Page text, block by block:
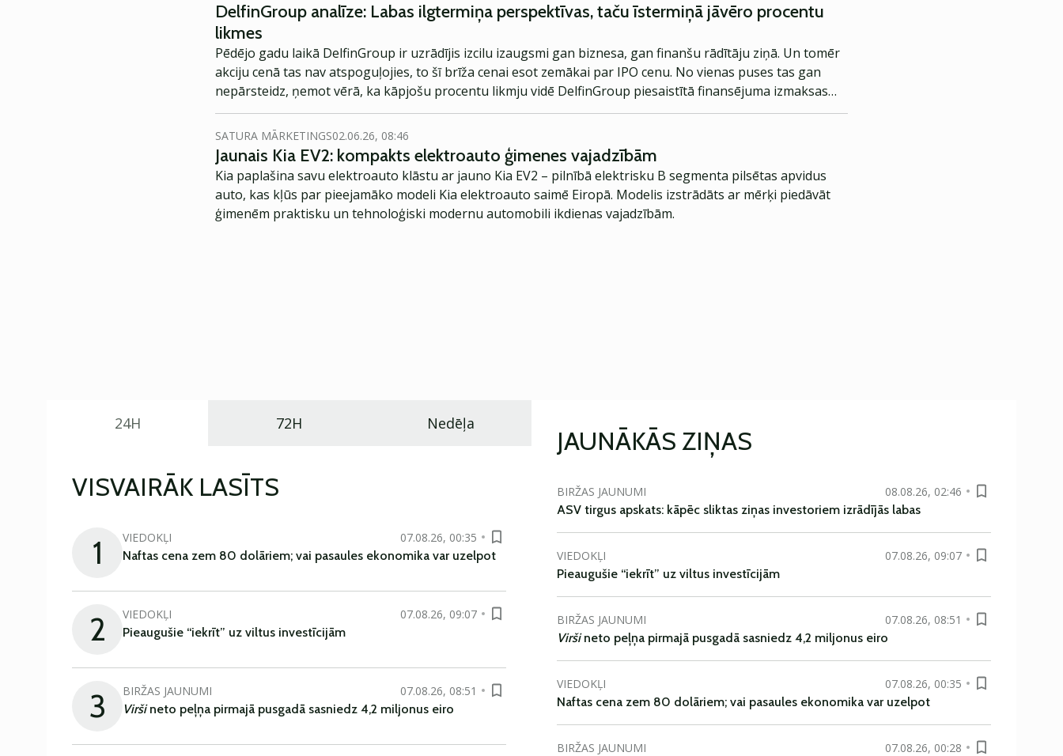
DelfinGroup analīze: Labas ilgtermiņa perspektīvas, taču īstermiņā jāvēro procentu
likmes
Pēdējo gadu laikā DelfinGroup ir uzrādījis izcilu izaugsmi gan biznesa, gan finanšu rādītāju ziņā. Un tomēr
akciju cenā tas nav atspoguļojies, to šī brīža cenai esot zemākai par IPO cenu. No vienas puses tas gan
nepārsteidz, ņemot vērā, ka kāpjošu procentu likmju vidē DelfinGroup piesaistītā finansējuma izmaksas
būtiski aug, kā arī iespējama vispārīga ekonomiskā recesija īstermiņā varētu negatīvi ietekmēt biznesu. Un
tomēr, salīdzinoši lētā akciju cena, ņemot vērā potenciālos DelfinGroup izaugsmes rādītājus, varētu jau būt
iekļāvusi nozīmīgu negatīvā scenārija ietekmes daļu. Turpinājumā plašāka uzņēmuma analīze, ko
sagatavoja Kārlis Stēga.
SATURA MĀRKETINGS02.06.26, 08:46
Jaunais Kia EV2: kompakts elektroauto ģimenes vajadzībām
Kia paplašina savu elektroauto klāstu ar jauno Kia EV2 – pilnībā elektrisku B segmenta pilsētas apvidus
auto, kas kļūs par pieejamāko modeli Kia elektroauto saimē Eiropā. Modelis izstrādāts ar mērķi piedāvāt
ģimenēm praktisku un tehnoloģiski modernu automobili ikdienas vajadzībām.
24H 72H Nedēļa
VISVAIRĀK LASĪTS
1 VIEDOKĻI
07.08.26, 00:35
Naftas cena zem 80 dolāriem; vai pasaules ekonomika var uzelpot
2 VIEDOKĻI
07.08.26, 09:07
Pieaugušie “iekrīt” uz viltus investīcijām
3 BIRŽAS JAUNUMI
07.08.26, 08:51
Viršineto peļņa pirmajā pusgadā sasniedz 4,2 miljonus eiro
JAUNĀKĀS ZIŅAS
BIRŽAS JAUNUMI
08.08.26, 02:46
ASV tirgus apskats: kāpēc sliktas ziņas investoriem izrādījās labas
VIEDOKĻI
07.08.26, 09:07
Pieaugušie “iekrīt” uz viltus investīcijām
BIRŽAS JAUNUMI
07.08.26, 08:51
Viršineto peļņa pirmajā pusgadā sasniedz 4,2 miljonus eiro
VIEDOKĻI
07.08.26, 00:35
Naftas cena zem 80 dolāriem; vai pasaules ekonomika var uzelpot
BIRŽAS JAUNUMI
07.08.26, 00:28